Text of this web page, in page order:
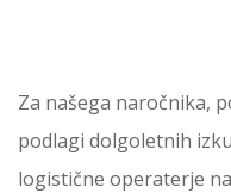
Za našega naročnika,
podlagi dolgoletnih
logistične operaterje